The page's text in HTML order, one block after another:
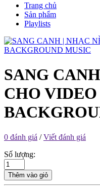
Trang chủ
Sản phẩm
Playlists
SANG
CHO
0 đánh giá /Viết đánh giá
Số lượng:
Thêm vào giỏ